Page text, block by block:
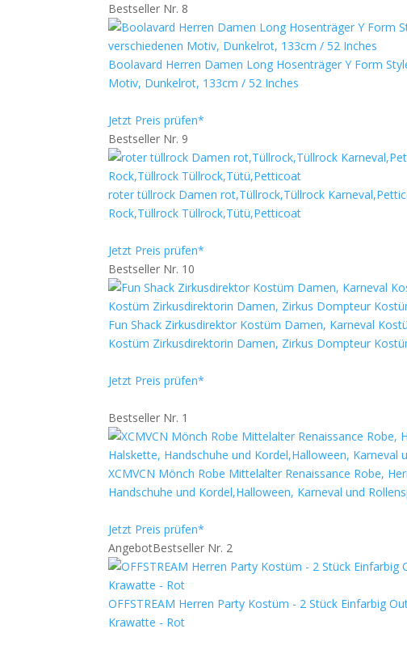
Bestseller Nr. 8
Boolavard Herren Damen Long Hosenträger Y Form
Motiv, Dunkelrot, 133cm / 52 Inches
Jetzt Preis prüfen*
Bestseller Nr. 9
roter tüllrock Damen rot,Tüllrock,Tüllrock
Rock,Tüllrock Tüllrock,Tütü,Petticoat
Jetzt Preis prüfen*
Bestseller Nr. 10
Fun Shack Zirkusdirektor Kostüm Damen, Karneval
Kostüm Zirkusdirektorin Damen, Zirkus Dompteur
Jetzt Preis prüfen*
Bestseller Nr. 1
XCMVCN Mönch Robe Mittelalter Renaissance Robe,
Handschuhe und Kordel,Halloween, Karneval und
Jetzt Preis prüfen*
AngebotBestseller Nr. 2
OFFSTREAM Herren Party Kostüm - 2 Stück Einfarbig
Krawatte - Rot